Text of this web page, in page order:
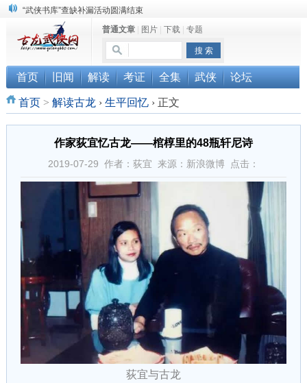
“武侠书库”查缺补漏活动圆满结束
珠海《古龙作品集》PDF扫描版分享
三千藏书奉江湖 ， 诚邀侠友共赏鉴
普通文章| 图片| 下载| 专题
首页 旧闻 解读 考证 全集 武侠 论坛
首页> 解读古龙 › 生平回忆 ›正文
作家荻宜忆古龙——棺椁里的48瓶轩尼诗
2019-07-29 作者：荻宜 来源：新浪微博 点击：
荻宜与古龙